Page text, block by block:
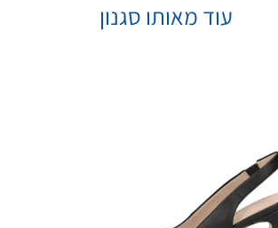
עוד מאותו סגנון